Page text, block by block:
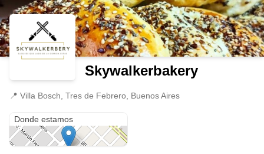
Skywalkerbakery
📍 Villa Bosch, Tres de Febrero, Buenos Aires
Donde estamos